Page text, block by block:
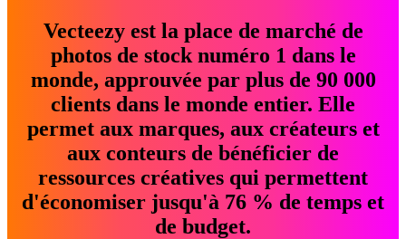
Vecteezy est la place de marché de
photos de stock numéro 1 dans le
monde, approuvée par plus de 90 000
clients dans le monde entier. Elle
permet aux marques, aux créateurs et
aux conteurs de bénéficier de
ressources créatives qui permettent
d'économiser jusqu'à 76 % de temps et
de budget.